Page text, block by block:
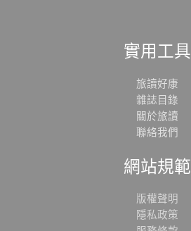
實用工具
旅讀好康
雜誌目錄
關於旅讀
聯絡我們
網站規範
版權聲明
隱私政策